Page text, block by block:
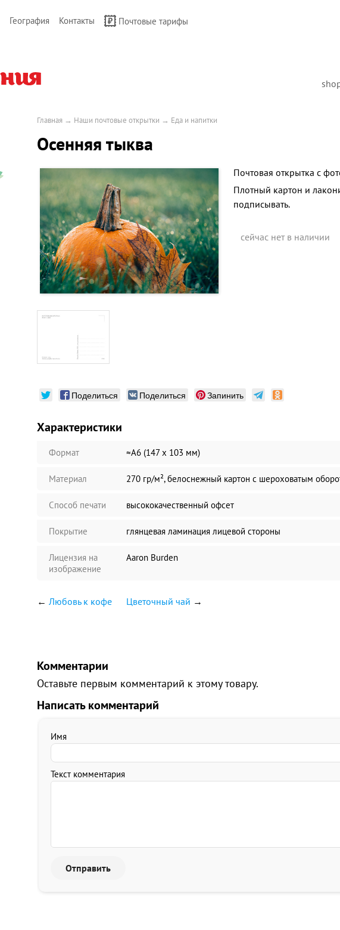
География Контакты Почтовые тарифы
Главная → Наши почтовые открытки → Еда и напитки
Осенняя тыква
Почтовая открытка с
Плотный картон и
подписывать.
сейчас нет в наличии
Поделиться Поделиться Запинить
Характеристики
Формат ≈А6 (147 х 103 мм)
Материал 270 гр/м², белоснежный картон с шероховатым
Способ печати высококачественный офсет
Покрытие глянцевая ламинация лицевой стороны
Лицензия на
изображение
Aaron Burden
← Любовь к кофе Цветочный чай →
Комментарии
Оставьте первым комментарий к этому товару.
Написать комментарий
Имя
Текст комментария